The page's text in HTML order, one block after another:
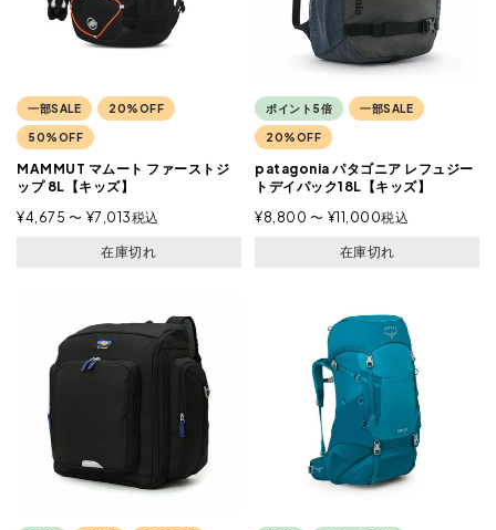
一部SALE 20%OFF
50%OFF
MAMMUT マムート ファーストジ
ップ 8L【キッズ】
¥4,675 〜 ¥7,013税込
在庫切れ
ポイント5倍 一部SALE
20%OFF
patagonia パタゴニア レフュジー
トデイパック18L【キッズ】
¥8,800 〜 ¥11,000税込
在庫切れ